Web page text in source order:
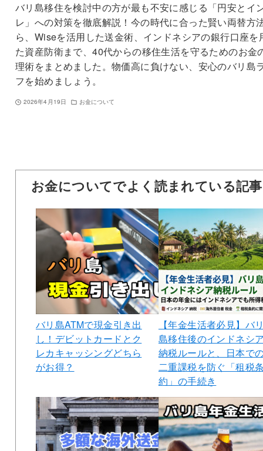
バリ島移住を検討中の方が最も不安に感じる「円安とイ
レ」への対策を徹底解説！今の時代に合った賢い両替方
ら、Wiseを活用した送金術、インドネシアの銀行口座を
た資産防衛まで、40代からの移住生活を守るためのお金
理術をまとめました。物価高に負けない、安心のバリ島
フを始めましょう。
2026年4月19日 お金について
お金についてでよく読まれている記事
バリ島ATMで現金引き出
し！デビットカードとク
レカキャッシングどちら
がお得？
【年金生活者必見】バ
島移住後のインドネシ
納税ルールと、日本で
二重課税を防ぐ「租税
約」の手続き